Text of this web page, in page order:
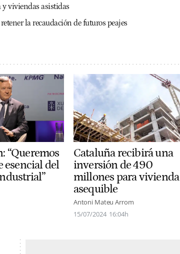
viviendas asistidas
la recaudación de futuros peajes
“Queremos
esencial del
Cataluña recibirá una
inversión de 490
millones para vivienda
asequible
Antoni Mateu Arrom
15/07/2024 16:04h